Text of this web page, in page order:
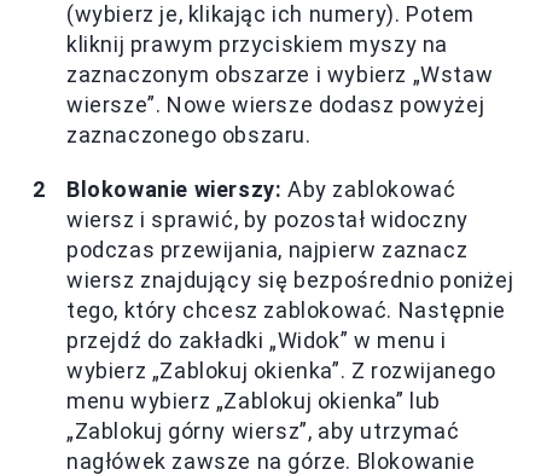
(wybierz je, klikając ich numery). Potem
kliknij prawym przyciskiem myszy na
zaznaczonym obszarze i wybierz „Wstaw
wiersze”. Nowe wiersze dodasz powyżej
zaznaczonego obszaru.
Blokowanie wierszy: Aby zablokować
wiersz i sprawić, by pozostał widoczny
podczas przewijania, najpierw zaznacz
wiersz znajdujący się bezpośrednio poniżej
tego, który chcesz zablokować. Następnie
przejdź do zakładki „Widok” w menu i
wybierz „Zablokuj okienka”. Z rozwijanego
menu wybierz „Zablokuj okienka” lub
„Zablokuj górny wiersz”, aby utrzymać
nagłówek zawsze na górze. Blokowanie